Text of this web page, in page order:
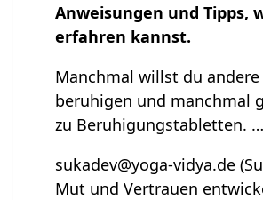
Anweisungen und Tipps,
erfahren kannst.
Manchmal willst du andere
beruhigen und manchmal
zu Beruhigungstabletten. …
sukadev@yoga-vidya.de
Mut und Vertrauen